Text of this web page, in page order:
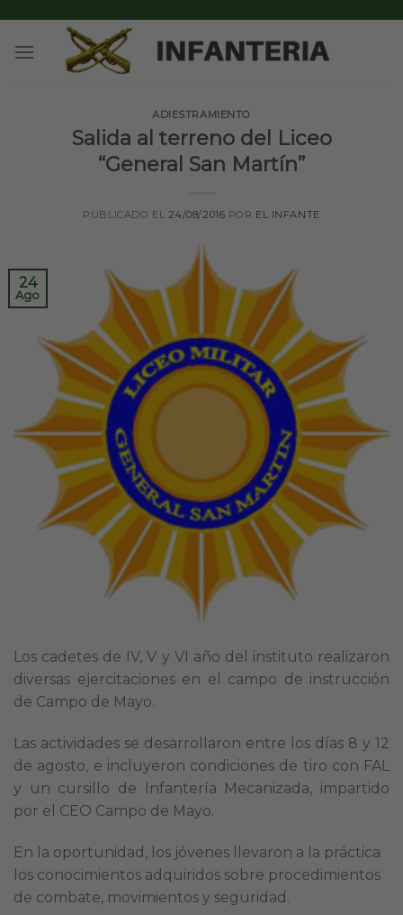
content
ADIESTRAMIENTO
Salida al terreno del Liceo
“General San Martín”
PUBLICADO EL 24/08/2016 POR EL INFANTE
24
Ago
Los cadetes de IV, V y VI año del instituto realizaron
diversas ejercitaciones en el campo de instrucción
de Campo de Mayo.
Las actividades se desarrollaron entre los días 8 y 12
de agosto, e incluyeron condiciones de tiro con FAL
y un cursillo de Infantería Mecanizada, impartido
por el CEO Campo de Mayo.
En la oportunidad, los jóvenes llevaron a la práctica
los conocimientos adquiridos sobre procedimientos
de combate, movimientos y seguridad.